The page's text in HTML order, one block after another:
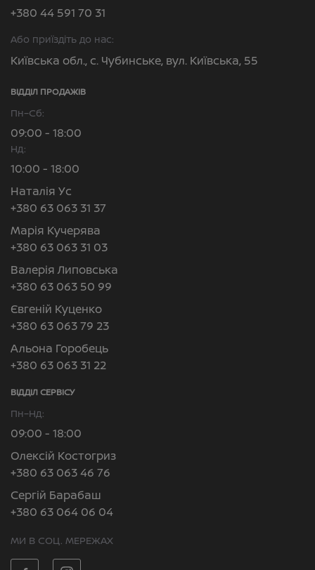
+380 44 591 70 31
Або приїздіть до нас:
Київська обл., с. Чубинське, вул. Київська, 55
ВІДДІЛ ПРОДАЖІВ
Пн–Сб:
09:00 - 18:00
Нд:
10:00 - 18:00
Наталія Ус
+380 63 063 31 37
Марія Кучерява
+380 63 063 31 03
Валерія Липовська
+380 63 063 50 99
Євгеній Куценко
+380 63 063 79 23
Альона Горобець
+380 63 063 31 22
ВІДДІЛ CЕРВІСУ
Пн–Нд:
09:00 - 18:00
Олексій Костогриз
+380 63 063 46 76
Сергій Барабаш
+380 63 064 06 04
МИ В СОЦ. МЕРЕЖАХ